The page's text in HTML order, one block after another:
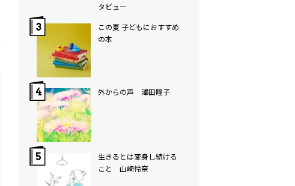
タビュー
この夏 子どもにおすすめ
の本
外からの声 澤田瞳子
生きるとは変身し続ける
こと 山崎怜奈